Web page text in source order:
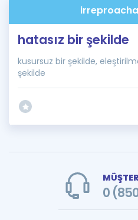
İngilizce Gramer
hatasız bir şekilde
kusursuz bir şekilde,
şekilde
0